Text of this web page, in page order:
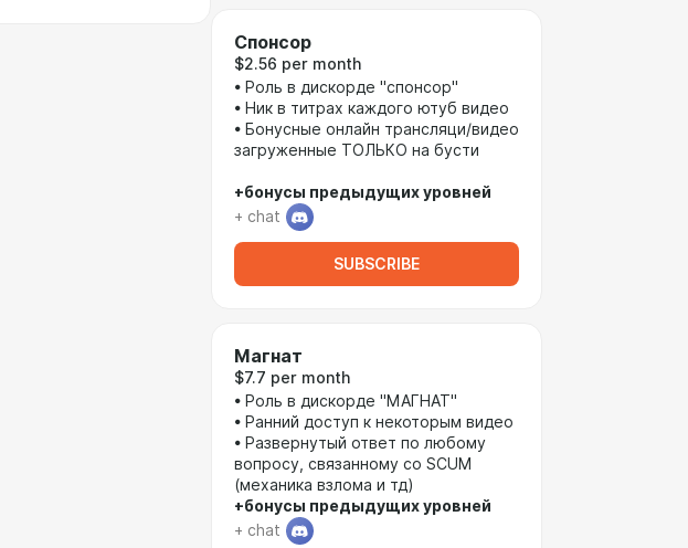
Спонсор
$2.56 per month
• Роль в дискорде "спонсор"
• Ник в титрах каждого ютуб видео
• Бонусные онлайн трансляци/видео
загруженные ТОЛЬКО на бусти
+бонусы предыдущих уровней
+ chat
SUBSCRIBE
Магнат
$7.7 per month
• Роль в дискорде "МАГНАТ"
• Ранний доступ к некоторым видео
• Развернутый ответ по любому
вопросу, связанному со SCUM
(механика взлома и тд)
+бонусы предыдущих уровней
+ chat